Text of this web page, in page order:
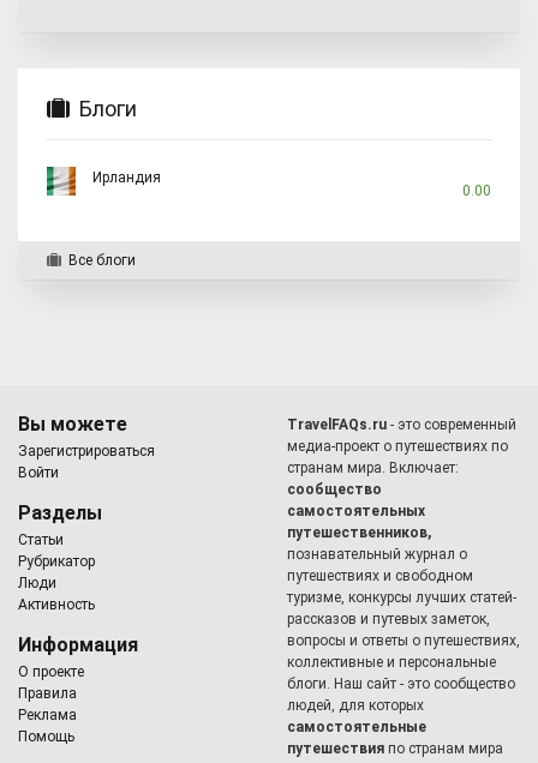
Блоги
Ирландия
0.00
Все блоги
Вы можете
Зарегистрироваться
Войти
Разделы
Статьи
Рубрикатор
Люди
Активность
Информация
О проекте
Правила
Реклама
Помощь
TravelFAQs.ru - это современный
медиа-проект о путешествиях по
странам мира. Включает:
сообщество
самостоятельных
путешественников,
познавательный журнал о
путешествиях и свободном
туризме, конкурсы лучших статей-
рассказов и путевых заметок,
вопросы и ответы о путешествиях,
коллективные и персональные
блоги. Наш сайт - это сообщество
людей, для которых
самостоятельные
путешествия по странам мира